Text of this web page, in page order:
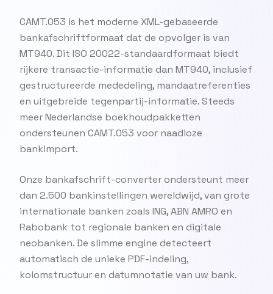
CAMT.053 is het moderne XML-gebaseerde
bankafschriftformaat dat de opvolger is van
MT940. Dit ISO 20022-standaardformaat biedt
rijkere transactie-informatie dan MT940, inclusief
gestructureerde mededeling, mandaatreferenties
en uitgebreide tegenpartij-informatie. Steeds
meer Nederlandse boekhoudpakketten
ondersteunen CAMT.053 voor naadloze
bankimport.
Onze bankafschrift-converter ondersteunt meer
dan 2.500 bankinstellingen wereldwijd, van grote
internationale banken zoals ING, ABN AMRO en
Rabobank tot regionale banken en digitale
neobanken. De slimme engine detecteert
automatisch de unieke PDF-indeling,
kolomstructuur en datumnotatie van uw bank.